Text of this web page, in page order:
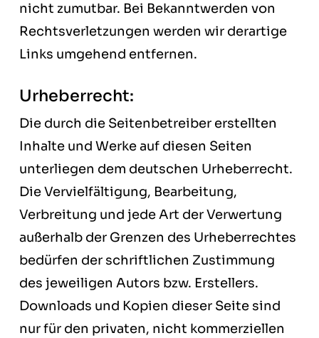
nicht zumutbar. Bei Bekanntwerden von
Rechtsverletzungen werden wir derartige
Links umgehend entfernen.
Urheberrecht:
Die durch die Seitenbetreiber erstellten
Inhalte und Werke auf diesen Seiten
unterliegen dem deutschen Urheberrecht.
Die Vervielfältigung, Bearbeitung,
Verbreitung und jede Art der Verwertung
außerhalb der Grenzen des Urheberrechtes
bedürfen der schriftlichen Zustimmung
des jeweiligen Autors bzw. Erstellers.
Downloads und Kopien dieser Seite sind
nur für den privaten, nicht kommerziellen